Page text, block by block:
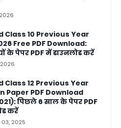
Class 10 Previous Year
Free PDF Download:
के पेपर PDF में डाउनलोड करें
Class 12 Previous Year
Paper PDF Download
पिछले 6 साल के पेपर PDF
करें
2025